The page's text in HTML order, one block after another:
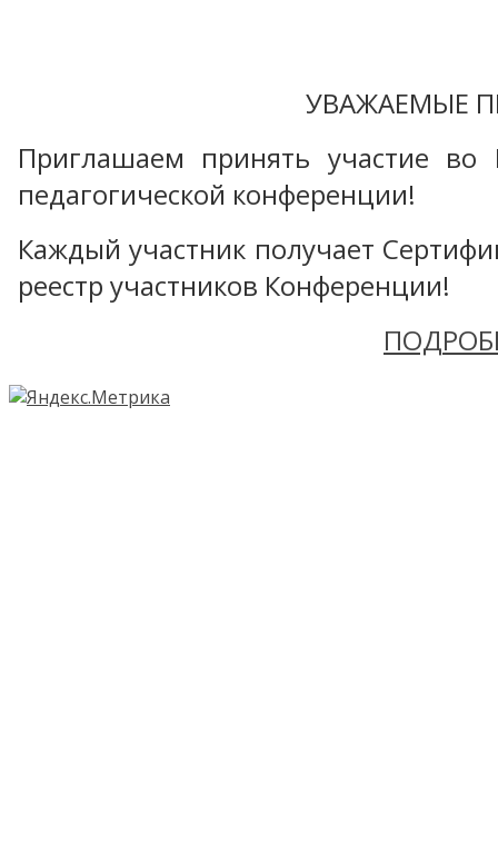
УВАЖАЕМЫЕ
Приглашаем принять участие во
педагогической конференции!
Каждый участник получает
реестр участников Конференции!